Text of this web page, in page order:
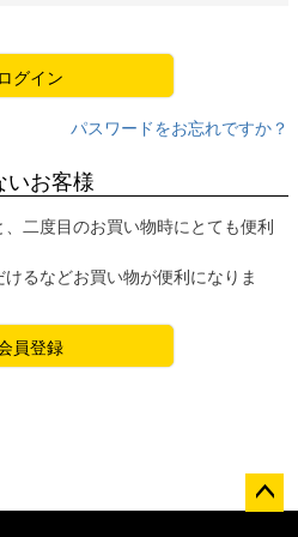
ログイン
パスワードをお忘れですか？
いお客様
二度目のお買い物時にとても便利
るなどお買い物が便利になりま
員登録